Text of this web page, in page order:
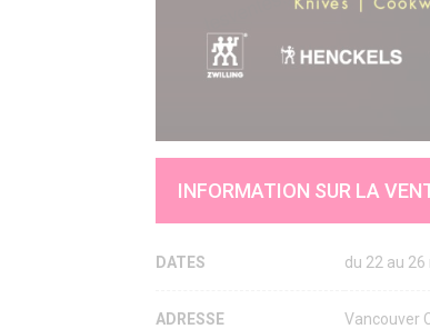
INFORMATION SUR LA
DATES du 22 au
ADRESSE
Vancouver